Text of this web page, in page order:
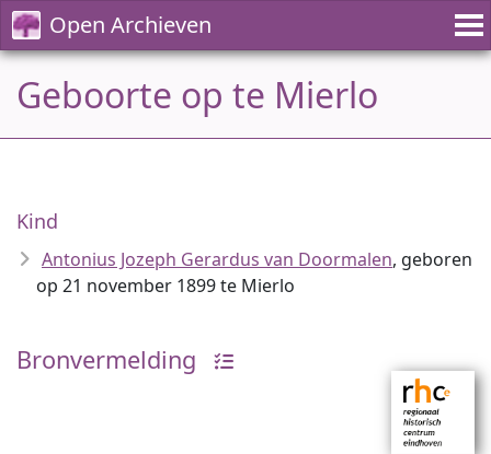
Open Archieven
Geboorte op te Mierlo
Kind
Antonius Jozeph Gerardus van Doormalen, geboren
op 21 november 1899 te Mierlo
Bronvermelding